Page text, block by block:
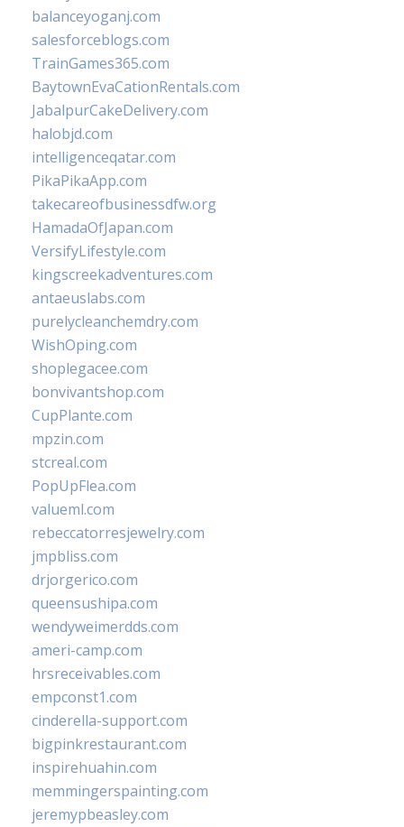
balanceyoganj.com
salesforceblogs.com
TrainGames365.com
BaytownEvaCationRentals.com
JabalpurCakeDelivery.com
halobjd.com
intelligenceqatar.com
PikaPikaApp.com
takecareofbusinessdfw.org
HamadaOfJapan.com
VersifyLifestyle.com
kingscreekadventures.com
antaeuslabs.com
purelycleanchemdry.com
WishOping.com
shoplegacee.com
bonvivantshop.com
CupPlante.com
mpzin.com
stcreal.com
PopUpFlea.com
valueml.com
rebeccatorresjewelry.com
jmpbliss.com
drjorgerico.com
queensushipa.com
wendyweimerdds.com
ameri-camp.com
hrsreceivables.com
empconst1.com
cinderella-support.com
bigpinkrestaurant.com
inspirehuahin.com
memmingerspainting.com
jeremypbeasley.com